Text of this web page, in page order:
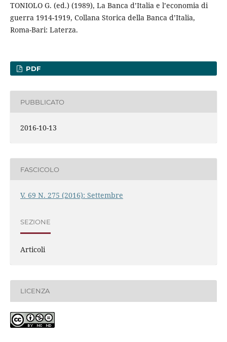
TONIOLO G. (ed.) (1989), La Banca d’Italia e l’economia di
guerra 1914-1919, Collana Storica della Banca d’Italia,
Roma-Bari: Laterza.
PDF
PUBBLICATO
2016-10-13
FASCICOLO
V. 69 N. 275 (2016): Settembre
SEZIONE
Articoli
LICENZA